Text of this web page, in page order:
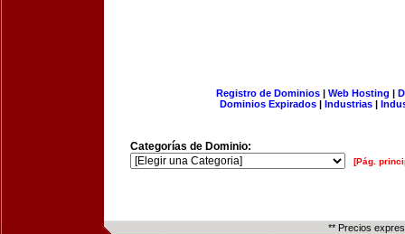
Registro de Dominios| Web Hosting |
Dominios Expirados | Industrias |
Categorías de Dominio:
[Pág.
** Precios